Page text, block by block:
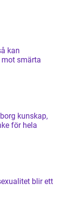
smärta
för hela